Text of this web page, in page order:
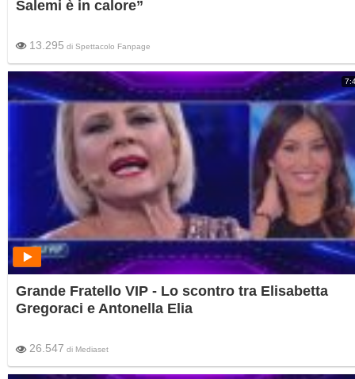
Salemi è in calore”
13.295 di Spettacolo Fanpage
Grande Fratello VIP - Lo scontro tra Elisabetta
Gregoraci e Antonella Elia
26.547 di Mediaset